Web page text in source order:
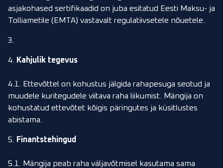
asjakohased sertifikaadid on juba esitatud Eesti Maksu- ja
Tolliametile (EMTA) vastavalt regulatiivsetele nõuetele.
4. Kahjulik tegevus
4.1. Ettevõttel on kohustus jälgida rahapesuga seotud ja
muudele kuritegudele viitava raha liikumist. Mängija on
kohustatud ettevõtet kõigis päringutes ja küsitlustes
abistama.
5. Finantstehingud
5.1. Mängija peab raha väljavõtmisel kasutama sama